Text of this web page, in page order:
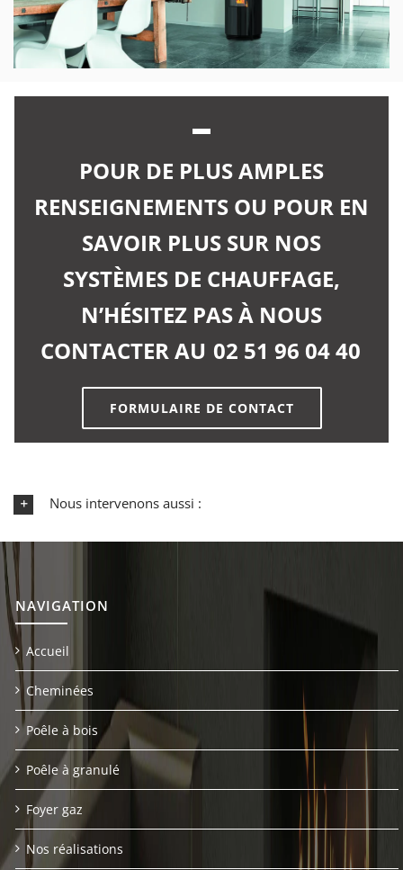
POUR DE PLUS AMPLES
RENSEIGNEMENTS OU POUR EN
SAVOIR PLUS SUR NOS
SYSTÈMES DE CHAUFFAGE,
N’HÉSITEZ PAS À NOUS
CONTACTER AU 02 51 96 04 40
FORMULAIRE DE CONTACT
Nous intervenons aussi :
NAVIGATION
Accueil
Cheminées
Poêle à bois
Poêle à granulé
Foyer gaz
Nos réalisations